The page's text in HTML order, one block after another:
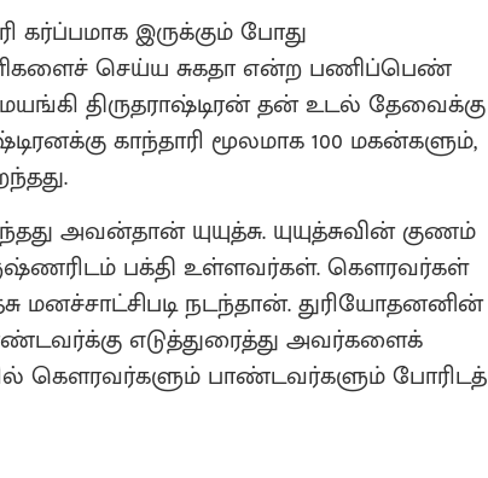
கர்ப்பமாக இருக்கும் போது
செய்ய சுகதா என்ற பணிப்பெண்
திருதராஷ்டிரன் தன் உடல் தேவைக்கு
காந்தாரி மூலமாக 100 மகன்களும்,
அவன்தான் யுயுத்சு. யுயுத்சுவின் குணம்
பக்தி உள்ளவர்கள். கௌரவர்கள்
மனச்சாட்சிபடி நடந்தான்‌. துரியோதனனின்
எடுத்துரைத்து அவர்களைக்
கௌரவர்களும் பாண்டவர்களும் போரிடத்